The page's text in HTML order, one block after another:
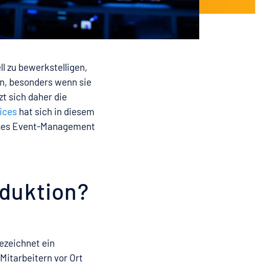
zu bewerkstelligen,
besonders wenn sie
sich daher die
hat sich in diesem
Event-Management
ein
vor Ort